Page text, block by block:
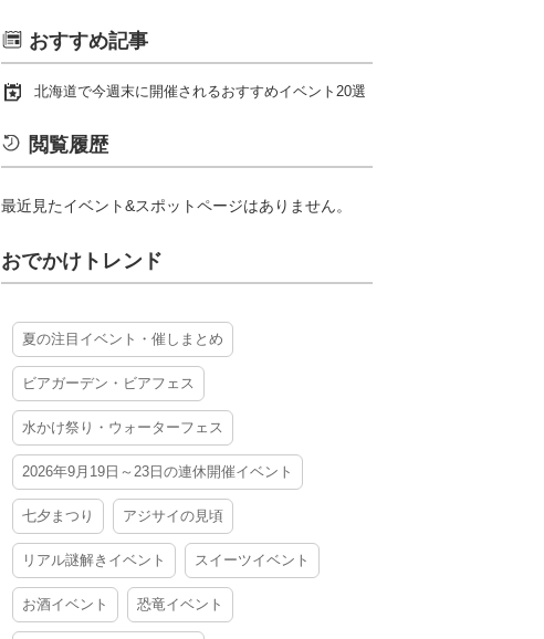
おすすめ記事
北海道で今週末に開催されるおすすめイベント20選
閲覧履歴
最近見たイベント&スポットページはありません。
おでかけトレンド
夏の注目イベント・催しまとめ
ビアガーデン・ビアフェス
水かけ祭り・ウォーターフェス
2026年9月19日～23日の連休開催イベント
七夕まつり アジサイの見頃
リアル謎解きイベント スイーツイベント
お酒イベント 恐竜イベント